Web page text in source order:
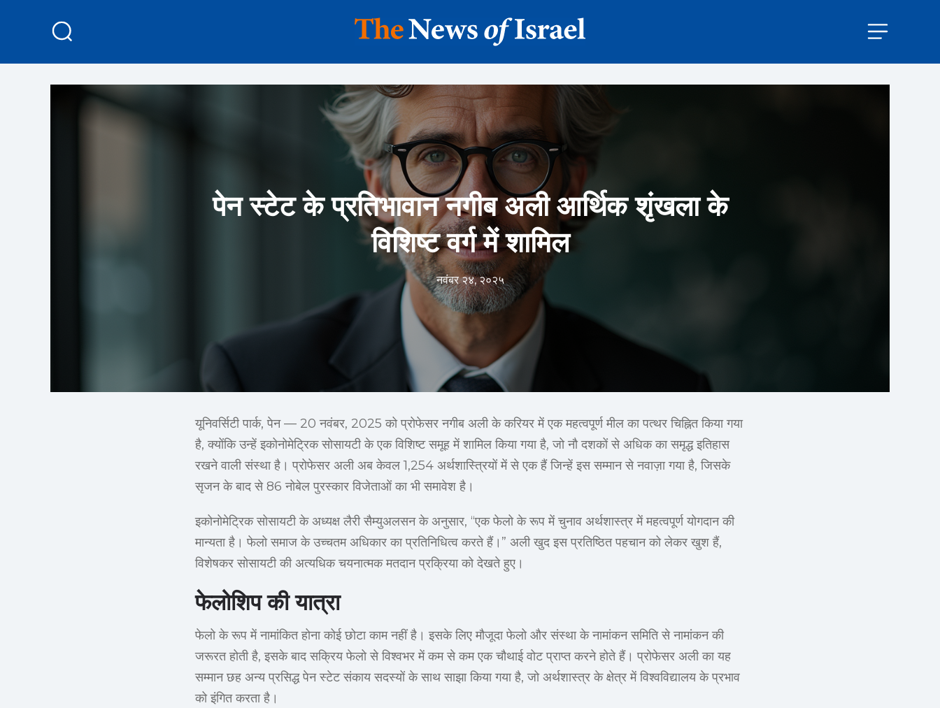
पेन स्टेट के प्रतिभावान नगीब अली आर्थिक शृंखला के
विशिष्ट वर्ग में शामिल
नवंबर २४, २०२५
यूनिवर्सिटी पार्क, पेन — 20 नवंबर, 2025 को प्रोफेसर नगीब अली के करियर में एक महत्वपूर्ण मील का पत्थर चिह्नित किया गया
है, क्योंकि उन्हें इकोनोमेट्रिक सोसायटी के एक विशिष्ट समूह में शामिल किया गया है, जो नौ दशकों से अधिक का समृद्ध इतिहास
रखने वाली संस्था है। प्रोफेसर अली अब केवल 1,254 अर्थशास्त्रियों में से एक हैं जिन्हें इस सम्मान से नवाज़ा गया है, जिसके
सृजन के बाद से 86 नोबेल पुरस्कार विजेताओं का भी समावेश है।
इकोनोमेट्रिक सोसायटी के अध्यक्ष लैरी सैम्युअलसन के अनुसार, “एक फेलो के रूप में चुनाव अर्थशास्त्र में महत्वपूर्ण योगदान की
मान्यता है। फेलो समाज के उच्चतम अधिकार का प्रतिनिधित्व करते हैं।” अली खुद इस प्रतिष्ठित पहचान को लेकर खुश हैं,
विशेषकर सोसायटी की अत्यधिक चयनात्मक मतदान प्रक्रिया को देखते हुए।
फेलोशिप की यात्रा
फेलो के रूप में नामांकित होना कोई छोटा काम नहीं है। इसके लिए मौजूदा फेलो और संस्था के नामांकन समिति से नामांकन की
जरूरत होती है, इसके बाद सक्रिय फेलो से विश्वभर में कम से कम एक चौथाई वोट प्राप्त करने होते हैं। प्रोफेसर अली का यह
सम्मान छह अन्य प्रसिद्ध पेन स्टेट संकाय सदस्यों के साथ साझा किया गया है, जो अर्थशास्त्र के क्षेत्र में विश्वविद्यालय के प्रभाव
को इंगित करता है।